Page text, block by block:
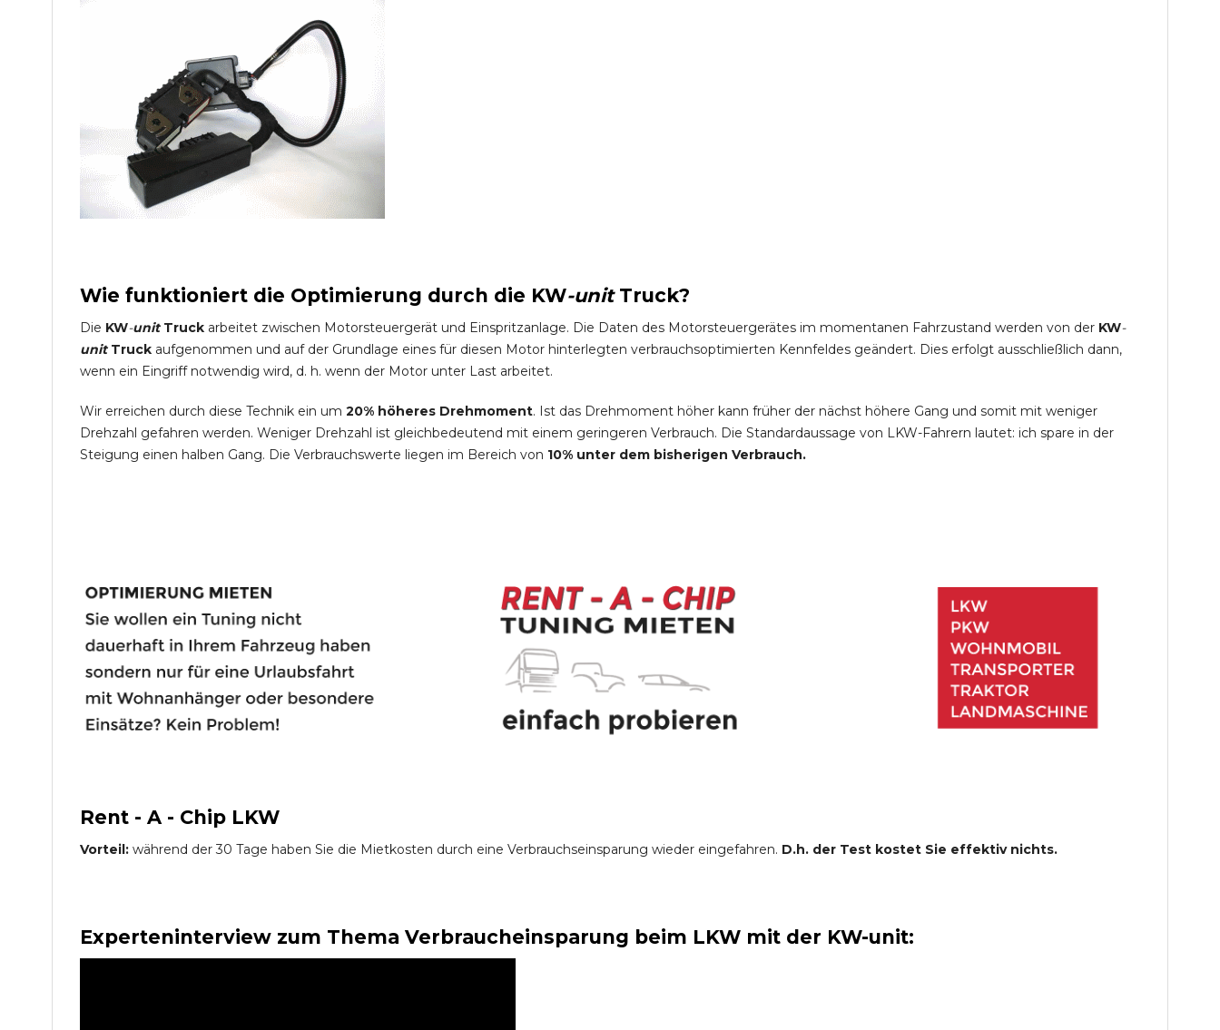
Wie funktioniert die Optimierung durch die KW-unit Truck?
Die KW-unit Truck arbeitet zwischen Motorsteuergerät und Einspritzanlage. Die Daten des Motorsteuergerätes im momentanen Fahrzustand werden von der KW-
unit Truck aufgenommen und auf der Grundlage eines für diesen Motor hinterlegten verbrauchsoptimierten Kennfeldes geändert. Dies erfolgt ausschließlich dann,
wenn ein Eingriff notwendig wird, d. h. wenn der Motor unter Last arbeitet.
Wir erreichen durch diese Technik ein um 20% höheres Drehmoment. Ist das Drehmoment höher kann früher der nächst höhere Gang und somit mit weniger
Drehzahl gefahren werden. Weniger Drehzahl ist gleichbedeutend mit einem geringeren Verbrauch. Die Standardaussage von LKW-Fahrern lautet: ich spare in der
Steigung einen halben Gang. Die Verbrauchswerte liegen im Bereich von 10% unter dem bisherigen Verbrauch.
Rent - A - Chip LKW
Vorteil: während der 30 Tage haben Sie die Mietkosten durch eine Verbrauchseinsparung wieder eingefahren. D.h. der Test kostet Sie effektiv nichts.
Experteninterview zum Thema Verbraucheinsparung beim LKW mit der KW-unit: